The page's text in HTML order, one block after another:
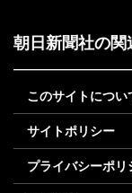
朝日新聞社の関
このサイトについ
サイトポリシー
プライバシーポリ